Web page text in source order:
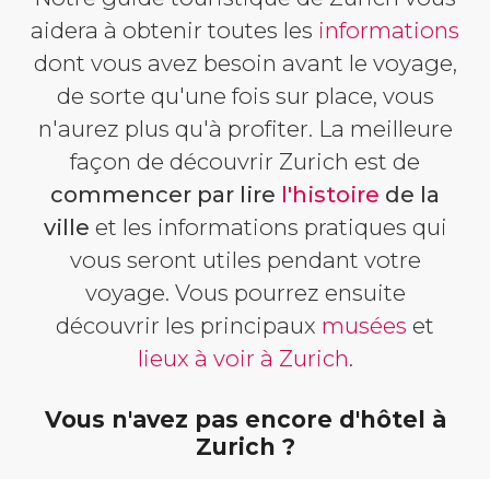
aidera à obtenir toutes les informations
dont vous avez besoin avant le voyage,
de sorte qu'une fois sur place, vous
n'aurez plus qu'à profiter. La meilleure
façon de découvrir Zurich est de
commencer par lire l'histoire de la
ville et les informations pratiques qui
vous seront utiles pendant votre
voyage. Vous pourrez ensuite
découvrir les principaux musées et
lieux à voir à Zurich.
Vous n'avez pas encore d'hôtel à
Zurich ?